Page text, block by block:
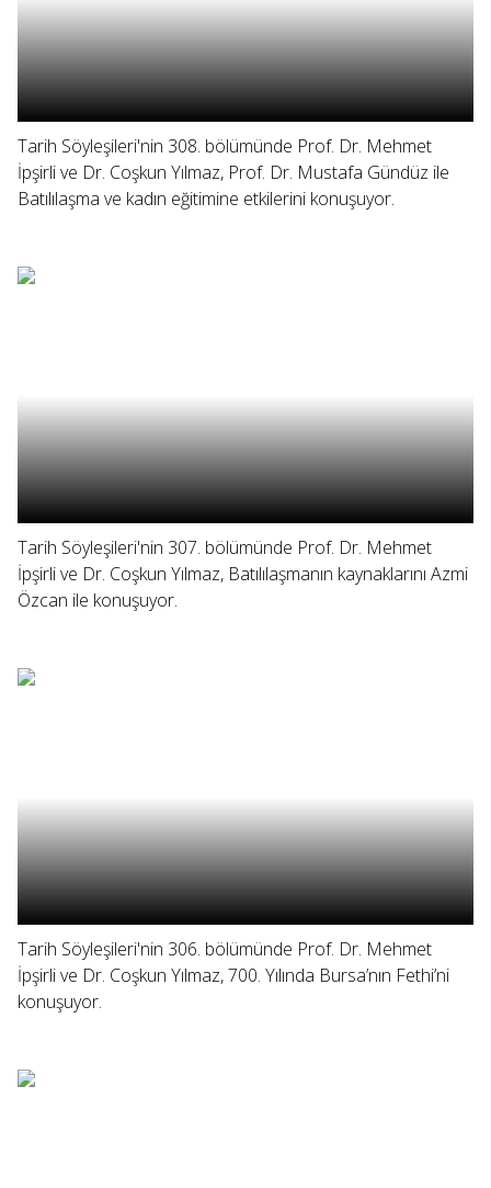
Tarih Söyleşileri'nin 308. bölümünde Prof. Dr. Mehmet
İpşirli ve Dr. Coşkun Yılmaz, Prof. Dr. Mustafa Gündüz ile
Batılılaşma ve kadın eğitimine etkilerini konuşuyor.
Tarih Söyleşileri'nin 307. bölümünde Prof. Dr. Mehmet
İpşirli ve Dr. Coşkun Yılmaz, Batılılaşmanın kaynaklarını Azmi
Özcan ile konuşuyor.
Tarih Söyleşileri'nin 306. bölümünde Prof. Dr. Mehmet
İpşirli ve Dr. Coşkun Yılmaz, 700. Yılında Bursa’nın Fethi’ni
konuşuyor.